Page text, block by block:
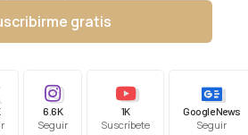
gratis
6.6K
Seguir
1K
Suscríbete
Google News
Seguir